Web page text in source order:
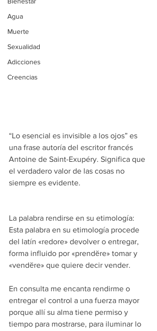
Agua
Muerte
Sexualidad
Adicciones
Creencias
“Lo esencial es invisible a los ojos” es
una frase autoría del escritor francés
Antoine de Saint-Exupéry. Significa que
el verdadero valor de las cosas no
siempre es evidente.
La palabra rendirse en su etimología:
Esta palabra en su etimología procede
del latín «redore» devolver o entregar,
forma influido por «prendĕre» tomar y
«vendĕre» que quiere decir vender.
En consulta me encanta rendirme o
entregar el control a una fuerza mayor
porque allí su alma tiene permiso y
tiempo para mostrarse, para iluminar lo